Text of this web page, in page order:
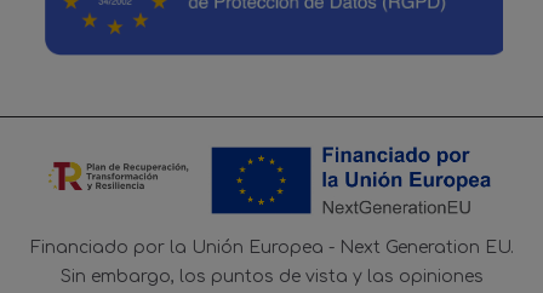
Financiado por la Unión Europea - Next Generation EU.
Sin embargo, los puntos de vista y las opiniones